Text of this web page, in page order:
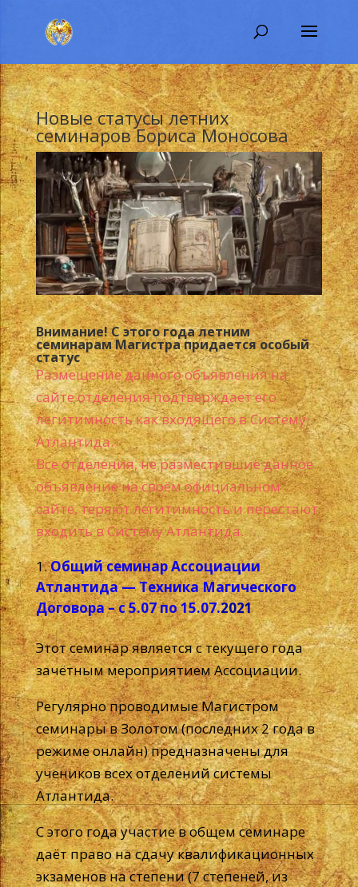
Новые статусы летних
семинаров Бориса Моносова
Внимание! С этого года летним
семинарам Магистра придается особый
статус
Размещение данного объявления на
сайте отделения подтверждает его
легитимность как входящего в Систему
Атлантида.
Все отделения, не разместившие данное
объявление на своём официальном
сайте, теряют легитимность и перестают
входить в Систему Атлантида.
Общий семинар Ассоциации
Атлантида — Техника Магического
Договора – с 5.07 по 15.07.2021
Этот семинар является с текущего года
зачётным мероприятием Ассоциации.
Регулярно проводимые Магистром
семинары в Золотом (последних 2 года в
режиме онлайн) предназначены для
учеников всех отделений системы
Атлантида.
С этого года участие в общем семинаре
даёт право на сдачу квалификационных
экзаменов на степени (7 степеней, из